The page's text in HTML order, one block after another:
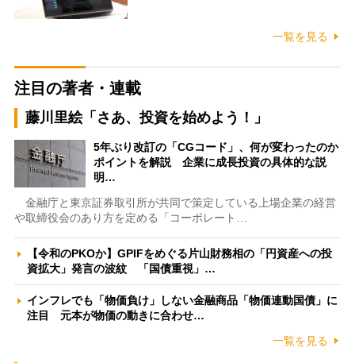
一覧を見る
注目の著者・連載
藤川里絵「さあ、投資を始めよう！」
5年ぶり改訂の「CGコード」、何が変わったのか
ポイントを解説 企業に成長投資の具体的な説
明…
金融庁と東京証券取引所が共同で策定している上場企業の経営
や取締役会のあり方を定める「コーポレート…
【令和のPKOか】GPIFをめぐる片山財務相の「円資産への投
資拡大」発言の波紋 「国債重視」…
インフレでも「物価負け」しない金融商品「物価連動国債」に
注目 元本が物価の動きに合わせ…
一覧を見る